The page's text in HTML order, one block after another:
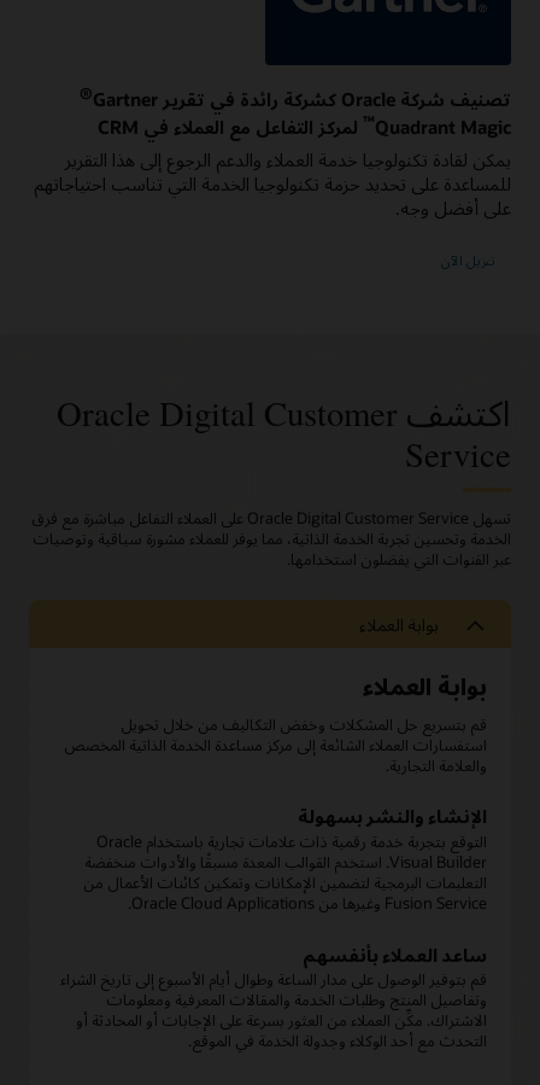
تصنيف شركة Oracle كشركة رائدة في تقرير Gartner‏ ®‏
Magic ‏Quadrant‏
™ لمركز التفاعل مع العملاء في CRM‏
يمكن لقادة تكنولوجيا خدمة العملاء والدعم الرجوع إلى هذا التقرير
للمساعدة على تحديد حزمة تكنولوجيا الخدمة التي تناسب احتياجاتهم
على أفضل وجه.
تنزيل الآن
اكتشف Oracle Digital Customer
Service
تسهل Oracle Digital Customer Service على العملاء التفاعل مباشرة مع فرق
الخدمة وتحسين تجربة الخدمة الذاتية، مما يوفر للعملاء مشورة سياقية وتوصيات
عبر القنوات التي يفضلون استخدامها.
بوابة العملاء
بوابة العملاء
قم بتسريع حل المشكلات وخفض التكاليف من خلال تحويل
استفسارات العملاء الشائعة إلى مركز مساعدة الخدمة الذاتية المخصص
والعلامة التجارية.
الإنشاء والنشر بسهولة
التوقع بتجربة خدمة رقمية ذات علامات تجارية باستخدام Oracle
Visual Builder. استخدم القوالب المعدة مسبقًا والأدوات منخفضة
التعليمات البرمجية لتضمين الإمكانات وتمكين كائنات الأعمال من
Fusion Service وغيرها من Oracle Cloud Applications.
ساعد العملاء بأنفسهم
قم بتوفير الوصول على مدار الساعة وطوال أيام الأسبوع إلى تاريخ الشراء
وتفاصيل المنتج وطلبات الخدمة والمقالات المعرفية ومعلومات
الاشتراك. مكِّن العملاء من العثور بسرعة على الإجابات أو المحادثة أو
التحدث مع أحد الوكلاء وجدولة الخدمة في الموقع.